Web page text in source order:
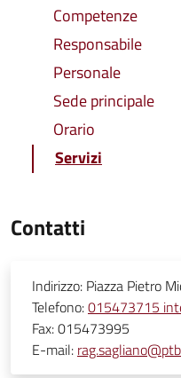
Competenze
Responsabile
Personale
Sede principale
Orario
Servizi
Contatti
Indirizzo: Piazza Pietro
Telefono:015473715
Fax:015473995
E-mail: